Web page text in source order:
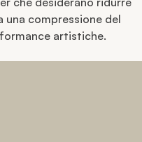
una compressione del
artistiche.